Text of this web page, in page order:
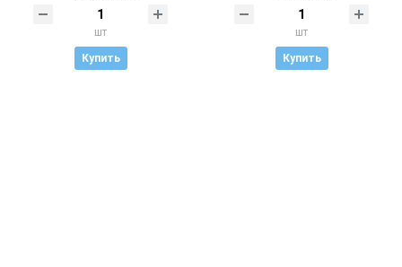
шт
Купить
шт
Купить